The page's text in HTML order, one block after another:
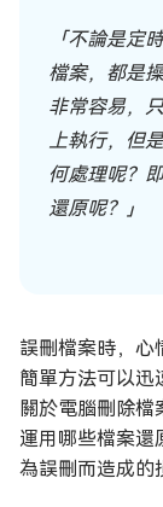
「不論是定
檔案，都是
非常容易，
上執行，但
何處理呢？
還原呢？」
誤刪檔案時，心
簡單方法可以迅
關於電腦刪除
運用哪些檔案還
為誤刪而造成的